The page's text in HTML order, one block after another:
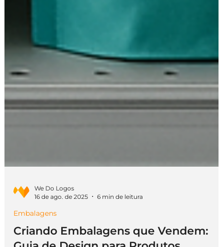
16 de ago. de 2025
Embalagens